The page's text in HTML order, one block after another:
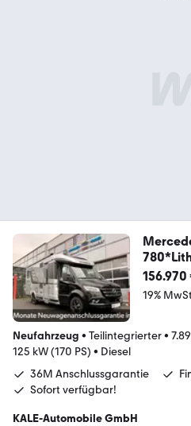
156.970
19%
Neufahrzeug • Teilintegrierter•
125 kW (170 PS) • Diesel
36M Anschlussgarantie
Sofort verfügbar!
KALE-Automobile GmbH